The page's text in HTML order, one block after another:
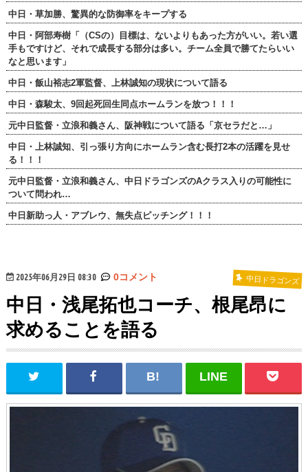
中日・草加勝、驚異的な防御率をキープする
中日・阿部寿樹「（CSの）目標は、ないよりもあった方がいい。若い選
手もですけど、それで成長する部分は多い。チーム全員で勝てたらいい
なと思います」
中日・飯山裕志2軍監督、上林誠知の現状について語る
中日・森駿太、9回起死回生同点ホームランを放つ！！！
元中日監督・立浪和義さん、阪神戦について語る「京セラだと…」
中日・上林誠知、引っ張り方向にホームラン含む長打2本の活躍を見せ
る！！！
元中日監督・立浪和義さん、中日ドラゴンズのAクラス入りの可能性に
ついて問われ…
中日新助っ人・アブレウ、無失点ピッチング！！！
2025年06月29日 08:30 0コメント 中日ドラゴンズ
中日・浅尾拓也コーチ、根尾昂に
求めることを語る